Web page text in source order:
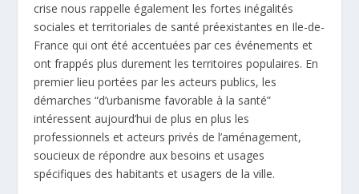
crise nous rappelle également les fortes inégalités
sociales et territoriales de santé préexistantes en Ile-de-
France qui ont été accentuées par ces événements et
ont frappés plus durement les territoires populaires. En
premier lieu portées par les acteurs publics, les
démarches “d’urbanisme favorable à la santé”
intéressent aujourd’hui de plus en plus les
professionnels et acteurs privés de l’aménagement,
soucieux de répondre aux besoins et usages
spécifiques des habitants et usagers de la ville.